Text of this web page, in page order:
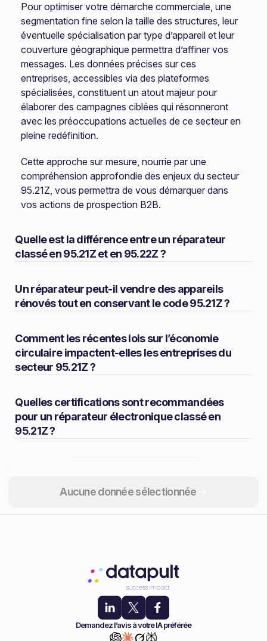
Aucune donnée sélectionnée
Pour optimiser votre démarche commerciale, une
segmentation fine selon la taille des structures, leur
éventuelle spécialisation par type d’appareil et leur
couverture géographique permettra d’affiner vos
messages. Les données précises sur ces
entreprises, accessibles via des plateformes
spécialisées, constituent un atout majeur pour
élaborer des campagnes ciblées qui résonneront
avec les préoccupations actuelles de ce secteur en
pleine redéfinition.
Cette approche sur mesure, nourrie par une
compréhension approfondie des enjeux du secteur
95.21Z, vous permettra de vous démarquer dans
vos actions de prospection B2B.
Quelle est la différence entre un réparateur
classé en 95.21Z et en 95.22Z ?
Un réparateur peut-il vendre des appareils
rénovés tout en conservant le code 95.21Z ?
Comment les récentes lois sur l’économie
circulaire impactent-elles les entreprises du
secteur 95.21Z ?
Quelles certifications sont recommandées
pour un réparateur électronique classé en
95.21Z ?
Partager
Demandez l’avis à votre IA préférée